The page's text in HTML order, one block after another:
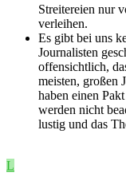
Streitereien nur
verleihen.
Es gibt bei uns
Journalisten
offensichtlich,
meisten, großen
haben einen
werden nicht
lustig und das
L